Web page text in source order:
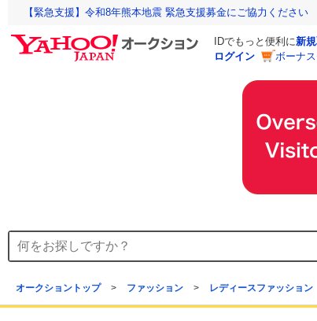
【緊急支援】令和8年熊本地震 緊急支援募金にご協力ください
IDでもっと便利に新
ログイン
ボーナ
オークショントップ > ファッション > レディースファッション